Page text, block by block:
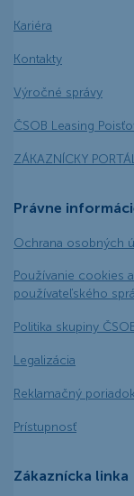
Kariéra
Kontakty
Výročné správy
ČSOB Leasing
ZÁKAZNÍCKY
Právne
Ochrana osobných
Používanie cookies
používateľského
Politika skupiny
Legalizácia
Reklamačný poriadok
Prístupnosť
Zákaznícka linka